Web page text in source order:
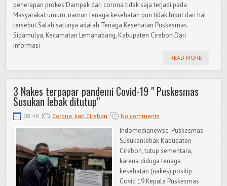
penerapan prokes.Dampak dari corona tidak saja terjadi pada
Masyarakat umum, namun tenaga kesehatan pun tidak luput dari hal
tersebut.Salah satunya adalah Tenaga Kesehatan Puskesmas
Sidamulya, Kecamatan Lemahabang, Kabupaten Cirebon.Dari
informasi
READ MORE
3 Nakes terpapar pandemi Covid-19 " Puskesmas
Susukan lebak ditutup"
08.48 Corona, kab Cirebon No comments
Indomedianewsc- Puskesmas
Susukanlebak Kabupaten
Cirebon, tutup sementara,
karena diduga tenaga
kesehatan (nakes) positip
Covid 19.Kepala Puskesmas